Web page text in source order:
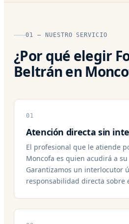
01 — NUESTRO SERVICIO
¿Por qué elegir
Beltrán en
01
Atención directa sin
El profesional que le atiende
Moncofa es quien acudirá a
Garantizamos un interlocutor
responsabilidad directa sobre